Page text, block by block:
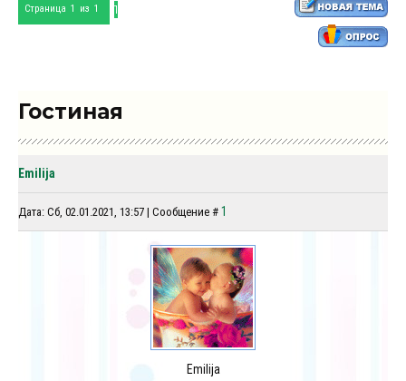
Страница 1 из 1 1
Гостиная
Emilija
Дата: Сб, 02.01.2021, 13:57 | Сообщение # 1
Emilija